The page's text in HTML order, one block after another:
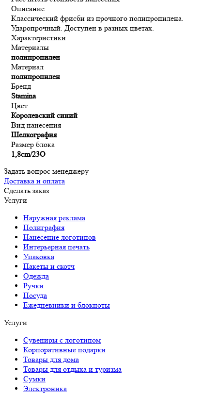
Описание
Классический фрисби из прочного полипропилена.
Ударопрочный. Доступен в разных цветах.
Характеристики
Материалы
полипропилен
Материал
полипропилен
Бренд
Stamina
Цвет
Королевский синий
Вид нанесения
Шелкография
Размер блока
1,8cm/23O
Задать вопрос менеджеру
Доставка и оплата
Сделать заказ
Услуги
Наружная реклама
Полиграфия
Нанесение логотипов
Интерьерная печать
Упаковка
Пакеты и скотч
Одежда
Ручки
Посуда
Ежедневники и блокноты
Услуги
Сувениры с логотипом
Корпоративные подарки
Товары для дома
Товары для отдыха и туризма
Сумки
Электроника